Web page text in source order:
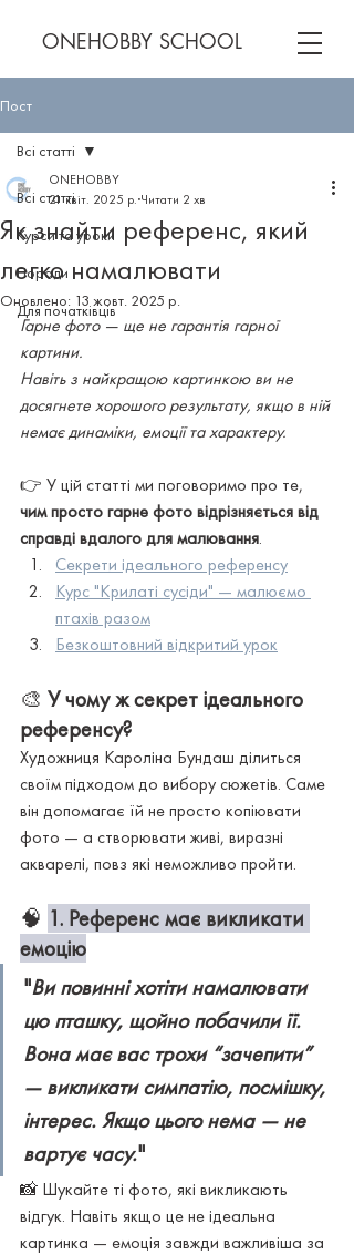
ONEHOBBY SCHOOL
Пост
Всі статті
Курси та уроки
Поради
Для початківців
Всі статті
Як знайти референс, який
легко намалювати
ONEHOBBY
21 квіт. 2025 р. Читати 2 хв
Оновлено: 13 жовт. 2025 р.
Гарне фото — ще не гарантія гарної
картини.
Навіть з найкращою картинкою ви не
досягнете хорошого результату, якщо в ній
немає динаміки, емоції та характеру.
👉 У цій статті ми поговоримо про те,
чим просто гарне фото відрізняється від
справді вдалого для малювання.
Секрети ідеального референсу
Курс "Крилаті сусіди" — малюємо
птахів разом
Безкоштовний відкритий урок
🎨 У чому ж секрет ідеального
референсу?
Художниця Кароліна Бундаш ділиться
своїм підходом до вибору сюжетів. Саме
він допомагає їй не просто копіювати
фото — а створювати живі, виразні
акварелі, повз які неможливо пройти.
🧠 1. Референс має викликати
емоцію
"Ви повинні хотіти намалювати
цю пташку, щойно побачили її.
Вона має вас трохи “зачепити”
— викликати симпатію, посмішку,
інтерес. Якщо цього нема — не
вартує часу."
📸 Шукайте ті фото, які викликають
відгук. Навіть якщо це не ідеальна
картинка — емоція завжди важливіша за